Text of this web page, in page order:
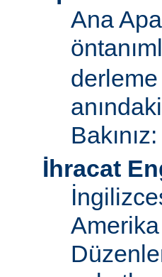
Ana
derleme
Bakınız:
İhracat